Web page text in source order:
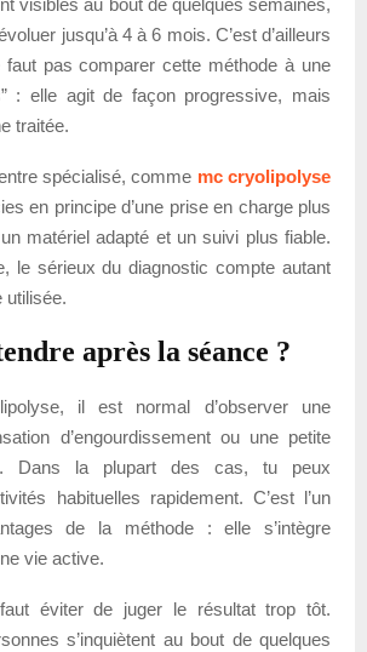
visibles au bout de quelques semaines,
jusqu’à 4 à 6 mois. C’est d’ailleurs
faut pas comparer cette méthode à une
: elle agit de façon progressive, mais
traitée.
spécialisé, comme mc cryolipolyse
en principe d’une prise en charge plus
matériel adapté et un suivi plus fiable.
le sérieux du diagnostic compte autant
utilisée.
après la séance ?
il est normal d’observer une
d’engourdissement ou une petite
Dans la plupart des cas, tu peux
habituelles rapidement. C’est l’un
de la méthode : elle s’intègre
vie active.
éviter de juger le résultat trop tôt.
s’inquiètent au bout de quelques